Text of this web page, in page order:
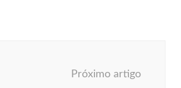
Próximo artigo